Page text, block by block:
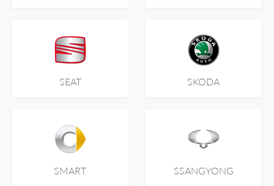
SEAT SKODA
SMART SSANGYONG